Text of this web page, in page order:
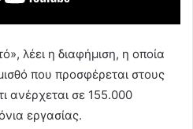
λέει η διαφήμιση, η οποία
που προσφέρεται στους
ανέρχεται σε 155.000
εργασίας.